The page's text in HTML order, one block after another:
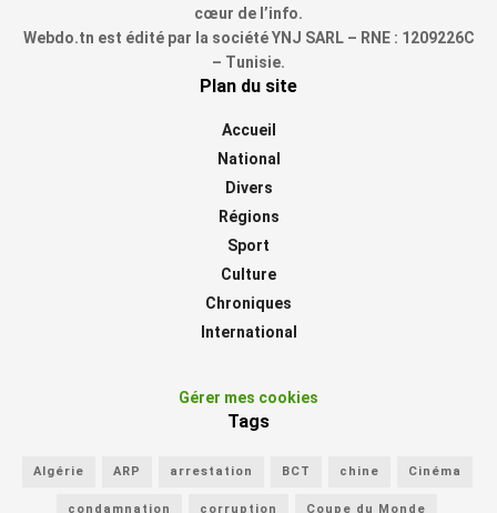
cœur de l’info.
Webdo.tn est édité par la société YNJ SARL – RNE : 1209226C
– Tunisie.
Plan du site
Accueil
National
Divers
Régions
Sport
Culture
Chroniques
International
Gérer mes cookies
Tags
Algérie ARP arrestation BCT chine Cinéma
condamnation corruption Coupe du Monde